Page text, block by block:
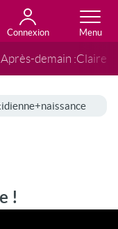
Connexion
Après-demain :Claire
!